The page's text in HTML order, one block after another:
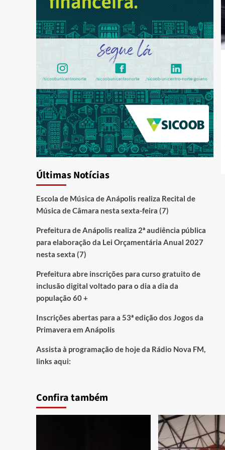
Últimas Notícias
Escola de Música de Anápolis realiza Recital de
Música de Câmara nesta sexta-feira (7)
Prefeitura de Anápolis realiza 2ª audiência pública
para elaboração da Lei Orçamentária Anual 2027
nesta sexta (7)
Prefeitura abre inscrições para curso gratuito de
inclusão digital voltado para o dia a dia da
população 60 +
Inscrições abertas para a 53ª edição dos Jogos da
Primavera em Anápolis
Assista à programação de hoje da Rádio Nova FM,
links aqui:
Confira também